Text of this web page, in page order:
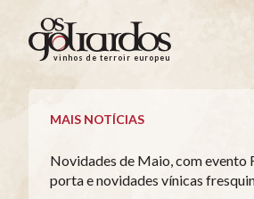
Os
Goliardos
Vinhos
Terroir
vinhos de terroir europeus
MAIS NOTÍCIAS
Novidades de Maio, com evento
porta e novidades vínicas